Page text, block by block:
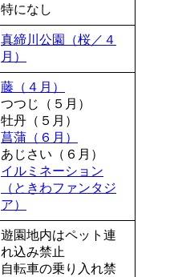
特になし
真締川公園（桜／４
月）
藤（４月）
つつじ（５月）
牡丹（５月）
菖蒲（６月）
あじさい（６月）
イルミネーション
（ときわファンタジ
ア）
遊園地内はペット連
れ込み禁止
自転車の乗り入れ禁